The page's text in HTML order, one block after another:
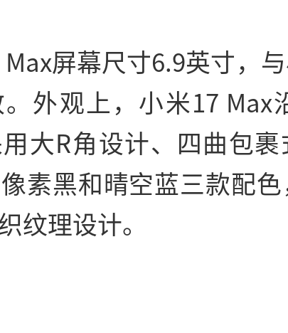
屏幕尺寸6.9英寸，
外观上，小米17 Max
大R角设计、四曲包
素黑和晴空蓝三款配
纹理设计。